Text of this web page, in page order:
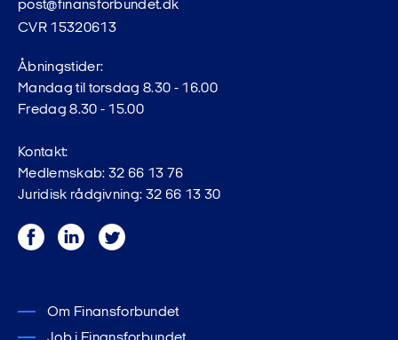
post@finansforbundet.dk
CVR 15320613
Åbningstider:
Mandag til torsdag 8.30 - 16.00
Fredag 8.30 - 15.00
Kontakt:
Medlemskab: 32 66 13 76
Juridisk rådgivning: 32 66 13 30
FacebookLinkedInTwitter
Om Finansforbundet